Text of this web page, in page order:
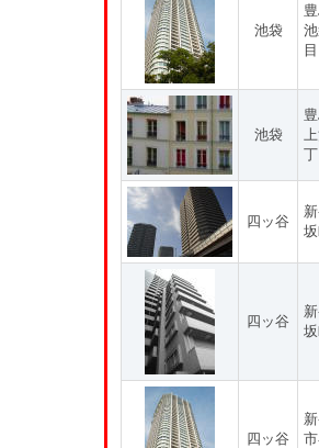
池袋
目
池袋
四ッ谷
四ッ谷
四ッ谷